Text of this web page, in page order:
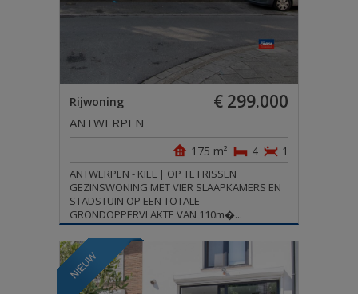
Rijwoning € 299.000
ANTWERPEN
1
4
175 m²
ANTWERPEN - KIEL | OP TE FRISSEN
GEZINSWONING MET VIER SLAAPKAMERS EN
STADSTUIN OP EEN TOTALE
GRONDOPPERVLAKTE VAN 110m�...